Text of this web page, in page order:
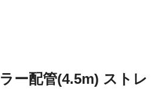
ー配管(4.5m) ストレ